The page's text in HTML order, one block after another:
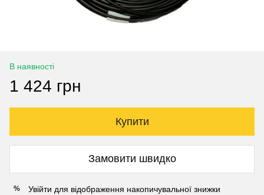
В наявності
1 424 грн
Купити
Замовити швидко
% Увійти для відображення накопичувальної знижки